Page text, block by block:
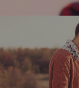
a aprender a
os
omo usted
Muchísimas
nosotras que